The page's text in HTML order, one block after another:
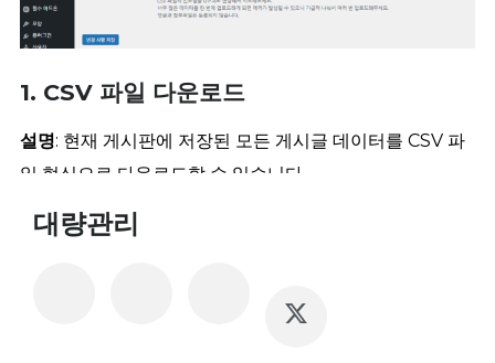
1. CSV 파일 다운로드
설명: 현재 게시판에 저장된 모든 게시글 데이터를 CSV 파
일 형식으로 다운로드할 수 있습니다.
사용 방법:다운로드
대량관리